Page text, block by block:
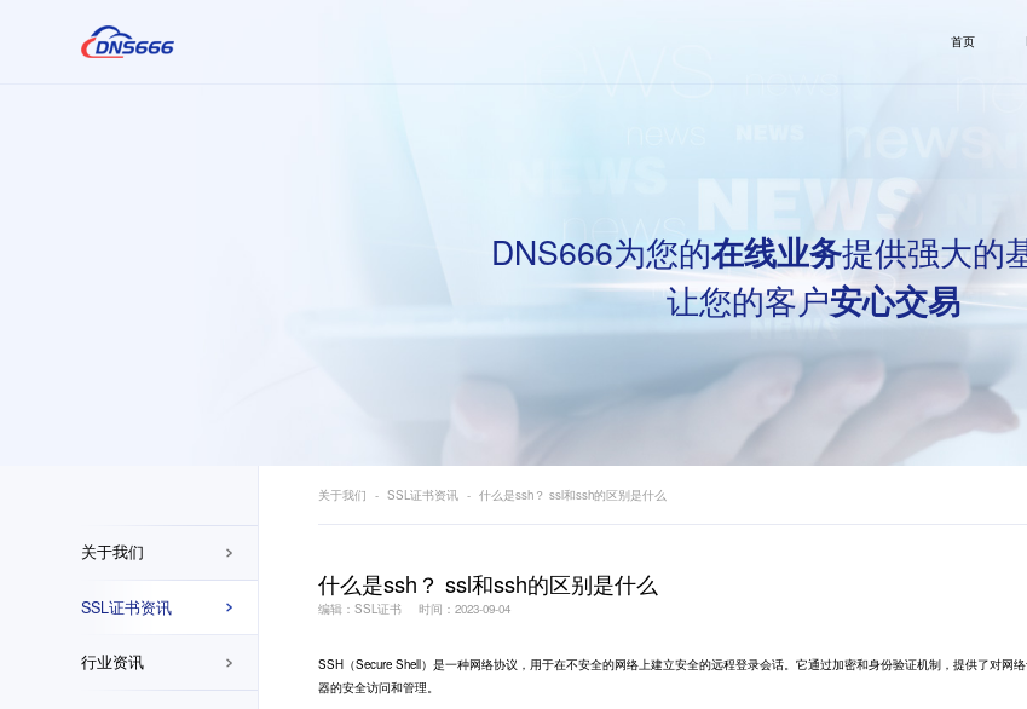
首页
DNS666为您的在线业务提供强大的
让您的客户安心交易
关于我们
SSL证书资讯
行业资讯
关于我们 SSL证书资讯 什么是ssh？ ssl和ssh的区别是什么
什么是ssh？ ssl和ssh的区别是什么
编辑：SSL证书 时间：2023-09-04
SSH（Secure Shell）是一种网络协议，用于在不安全的网络上建立安全的远程登录会话。它通过加密和身份验证机制，提供了对网
器的安全访问和管理。